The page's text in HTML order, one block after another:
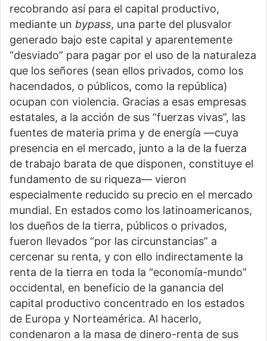
recobrando así para el capital productivo,
mediante un bypass, una parte del plusvalor
generado bajo este capital y aparentemente
“desviado” para pagar por el uso de la naturaleza
que los señores (sean ellos privados, como los
hacendados, o públicos, como la república)
ocupan con violencia. Gracias a esas empresas
estatales, a la acción de sus “fuerzas vivas”, las
fuentes de materia prima y de energía —cuya
presencia en el mercado, junto a la de la fuerza
de trabajo barata de que disponen, constituye el
fundamento de su riqueza— vieron
especialmente reducido su precio en el mercado
mundial. En estados como los latinoamericanos,
los dueños de la tierra, públicos o privados,
fueron llevados “por las circunstancias” a
cercenar su renta, y con ello indirectamente la
renta de la tierra en toda la “economía-mundo”
occidental, en beneficio de la ganancia del
capital productivo concentrado en los estados
de Europa y Norteamérica. Al hacerlo,
condenaron a la masa de dinero-renta de sus